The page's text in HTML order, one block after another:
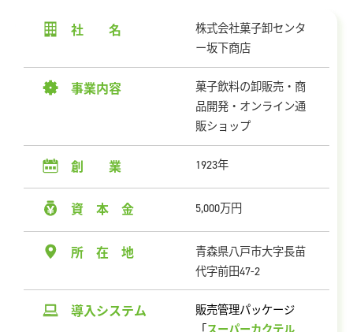
社 名
株式会社菓子卸センタ
ー坂下商店
事業内容
菓子飲料の卸販売・商
品開発・オンライン通
販ショップ
創 業 1923年
資 本 金 5,000万円
所 在 地
青森県八戸市大字長苗
代字前田47-2
導入システム
販売管理パッケージ
「 スーパーカクテル